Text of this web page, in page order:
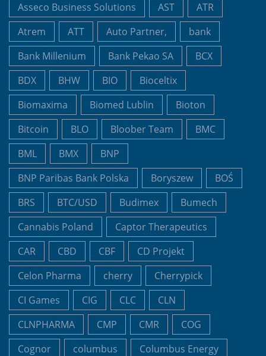
Asseco Business Solutions
AST
ATR
Atrem
ATT Auto Partner,
bank
Bank Millenium
Bank Pekao SA
BCX
BDX
BHW BIO
Bioceltix
Biomaxima
Biomed Lublin
Bioton
Bitcoin
BLO Bloober Team
BMC
BML
BMX
BNP
BNP Paribas Bank Polska
Boryszew
BOŚ
BRS
BTC/USD Budimex
Bumech
Cannabis Poland
Captor Therapeutics
CAR
CBD CBF
CD Projekt
Celon Pharma
cherry
Cherrypick
CI Games
CIG CLC
CLN
CLNPHARMA
CMP CMR
COG
Cognor
columbus
Columbus Energy